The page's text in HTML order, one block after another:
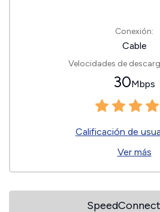
Conexión:
Cable
Velocidades de
30Mbps
Calificación de
Ver más